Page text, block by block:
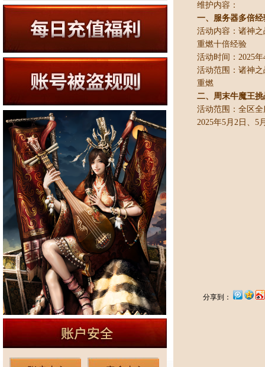
维护内容：
一、服务器多倍
活动内容：诸神
重燃十倍经验
活动时间： 2025
活动范围：诸神
重燃
二、周末牛魔王挑
活动范围：全区
2025年5月2日、5
分享到：